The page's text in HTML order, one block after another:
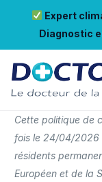
Expert
Diagnostic
Cette politique de
fois le 24/04/2026
résidents
Européen et de la